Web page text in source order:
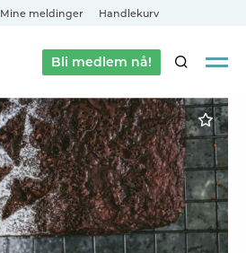
Mine meldinger Handlekurv
Bli medlem nå!SØK